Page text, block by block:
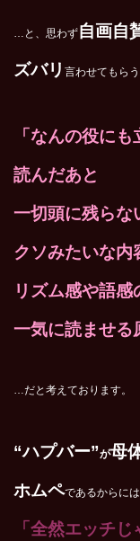
…と、思わず自画自
ズバリ 言わせてもらう
「なんの役に
読んだあと
一切頭に残らな
クソみたいな
リズム感や語感
一気に読ませる
…だと考えております。
“ハプバー”が母
ホムペであるからに
「全然エッチじ